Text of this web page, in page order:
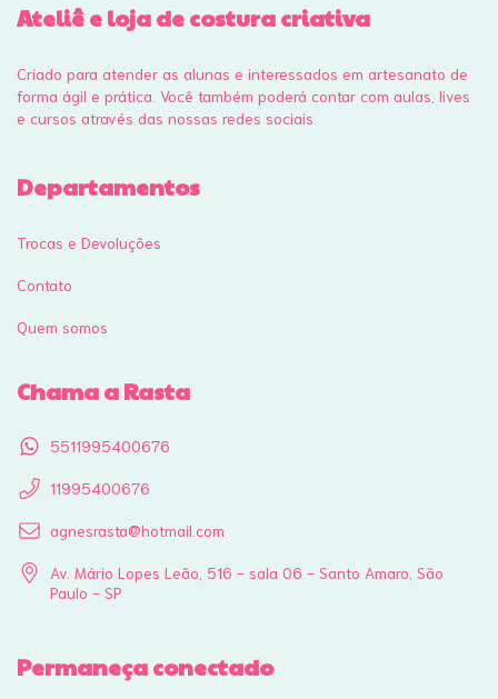
Ateliê e loja de costura criativa
Criado para atender as alunas e interessados em artesanato de
forma ágil e prática. Você também poderá contar com aulas, lives
e cursos através das nossas redes sociais.
Departamentos
Trocas e Devoluções
Contato
Quem somos
Chama a Rasta
5511995400676
11995400676
agnesrasta@hotmail.com
Av. Mário Lopes Leão, 516 - sala 06 - Santo Amaro, São
Paulo - SP
Permaneça conectado